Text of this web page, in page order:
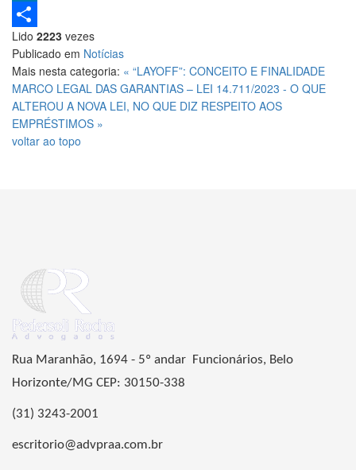
LinkedIn
Share
Lido 2223 vezes
Publicado em Notícias
Mais nesta categoria: « “LAYOFF”: CONCEITO E FINALIDADE
MARCO LEGAL DAS GARANTIAS – LEI 14.711/2023 - O QUE
ALTEROU A NOVA LEI, NO QUE DIZ RESPEITO AOS
EMPRÉSTIMOS »
voltar ao topo
Rua Maranhão, 1694 - 5º andar Funcionários, Belo
Horizonte/MG CEP: 30150-338
(31) 3243-2001
escritorio@advpraa.com.br